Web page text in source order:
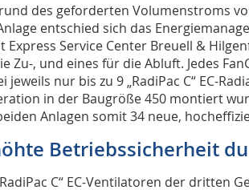
des geforderten Volumenstroms
entschied sich das
Express Service Center Breuell &
Zu-, und eines für die Abluft. Jedes
jeweils nur bis zu 9 „RadiPac C“ EC-
in der Baugröße 450 montiert
Anlagen somit 34 neue,
Betriebssicherheit
C“ EC-Ventilatoren der dritten